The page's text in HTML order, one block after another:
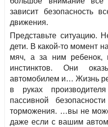
зависит безопасность
движения.
Представьте ситуацию.
дети. В какой-то момент
мяч, а за ним ребенок,
инстинктов. Они
автомобилем и… Жизнь
в руках
пассивной
торможения. …вы не
даже если с вашим